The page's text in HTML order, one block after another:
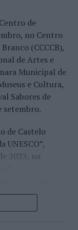
pela maior
torneio ATP
Jaime
Silva, Tiago
principal,
dos wild
jogadores.
Faria
da edição,
assinou
ao
de
no Centro
(CCCCB),
de Artes e
Municipal de
e Cultura,
Sabores de
setembro.
de Castelo
UNESCO”,
2023, na
do “Bordado
mais